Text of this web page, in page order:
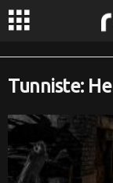
R
Tunniste: